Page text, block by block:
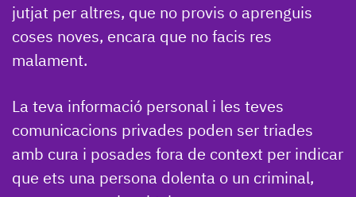
jutjat per altres, que no provis o aprenguis
coses noves, encara que no facis res
malament.
La teva informació personal i les teves
comunicacions privades poden ser triades
amb cura i posades fora de context per indicar
que ets una persona dolenta o un criminal,